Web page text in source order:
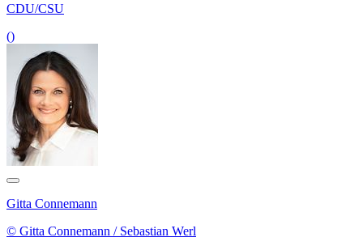
CDU/CSU
()
Gitta Connemann
© Gitta Connemann / Sebastian Werl